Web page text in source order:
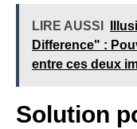
LIRE AUSSI
Difference" :
entre ces deux
Solution